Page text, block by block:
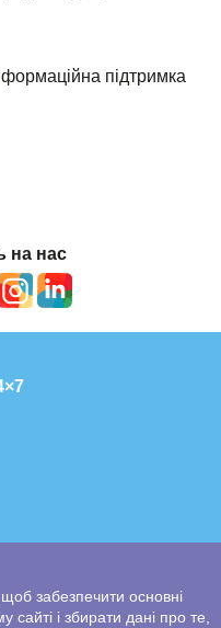
підтримка
на нас
забезпечити основні
і збирати дані про те,